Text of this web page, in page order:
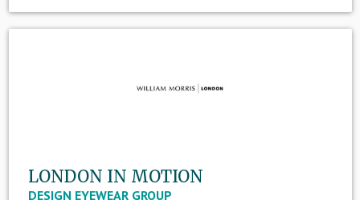
LONDON IN MOTION
DESIGN EYEWEAR GROUP